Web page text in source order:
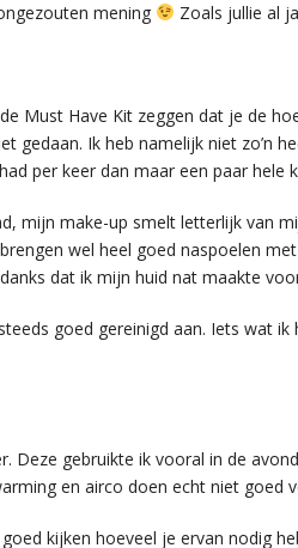
mening Zoals jullie al
Must Have Kit zeggen dat je de
gedaan. Ik heb namelijk niet zo’n
per keer dan maar een paar hele
mijn make-up smelt letterlijk van
wel heel goed naspoelen
dat ik mijn huid nat maakte
goed gereinigd aan. Iets wat ik
Deze gebruikte ik vooral in de
en airco doen echt niet goed
kijken hoeveel je ervan nodig